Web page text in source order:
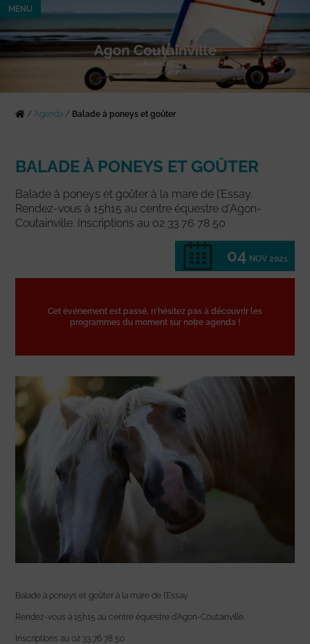
MENU
/Agenda / Balade à poneys et goûter
BALADE À PONEYS ET GOÛTER
Balade à poneys et goûter à la mare de l’Essay.
Rendez-vous à 15h15 au centre équestre d’Agon-
Coutainville. Inscriptions au 02 33 76 78 50
04 NOV 2021
Cet événement est passé, n'hésitez pas à découvrir les
programmes du moment sur notre agenda !
Balade à poneys et goûter à la mare de l’Essay.
Rendez-vous à 15h15 au centre équestre d’Agon-Coutainville.
Inscriptions au 02 33 76 78 50